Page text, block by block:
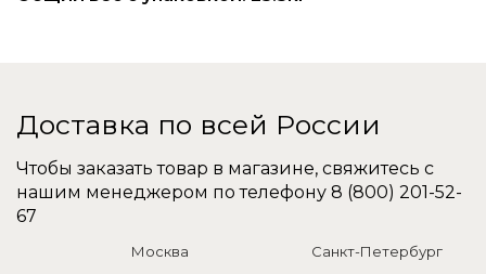
Доставка по всей России
Чтобы заказать товар в магазине, свяжитесь с
нашим менеджером по телефону 8 (800) 201-52-
67
Москва
Санкт-Петербург